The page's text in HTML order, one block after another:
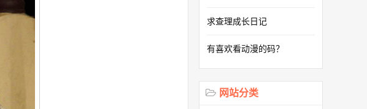
求查理成长日记
有喜欢看动漫的码？
网站分类